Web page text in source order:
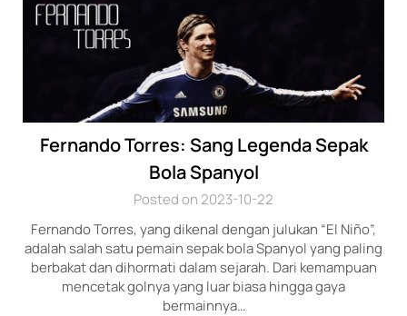
Fernando Torres: Sang Legenda Sepak
Bola Spanyol
Posted on 2023-10-22
Fernando Torres, yang dikenal dengan julukan “El Niño”,
adalah salah satu pemain sepak bola Spanyol yang paling
berbakat dan dihormati dalam sejarah. Dari kemampuan
mencetak golnya yang luar biasa hingga gaya
bermainnya…